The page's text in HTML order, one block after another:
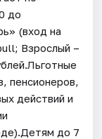
до
(вход на
Взрослый –
пенсионеров,
действий и
до 7